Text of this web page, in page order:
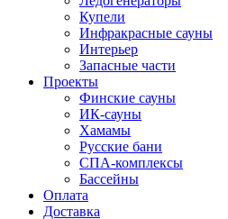
Купели
Инфракрасные сауны
Интерьер
Запасные части
Проекты
Финские сауны
ИК-сауны
Хамамы
Русские бани
СПА-комплексы
Бассейны
Оплата
Доставка